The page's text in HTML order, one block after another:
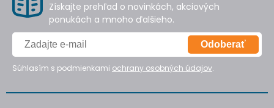
Získajte prehľad o novinkách, akciových
ponukách a mnoho ďalšieho.
Odoberať
Súhlasím s podmienkami ochrany osobných údajov.